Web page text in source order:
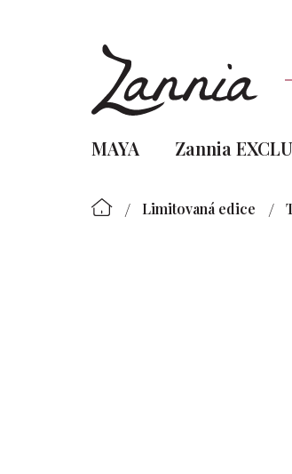
MAYA Zannia
/ Limitovaná edice /